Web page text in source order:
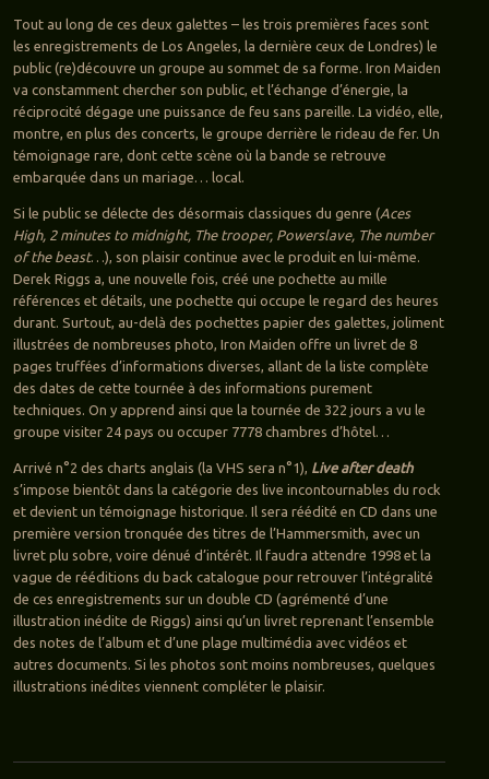
Tout au long de ces deux galettes – les trois premières faces sont
les enregistrements de Los Angeles, la dernière ceux de Londres) le
public (re)découvre un groupe au sommet de sa forme. Iron Maiden
va constamment chercher son public, et l’échange d’énergie, la
réciprocité dégage une puissance de feu sans pareille. La vidéo, elle,
montre, en plus des concerts, le groupe derrière le rideau de fer. Un
témoignage rare, dont cette scène où la bande se retrouve
embarquée dans un mariage… local.
Si le public se délecte des désormais classiques du genre (Aces
High, 2 minutes to midnight, The trooper, Powerslave, The number
of the beast…), son plaisir continue avec le produit en lui-même.
Derek Riggs a, une nouvelle fois, créé une pochette au mille
références et détails, une pochette qui occupe le regard des heures
durant. Surtout, au-delà des pochettes papier des galettes, joliment
illustrées de nombreuses photo, Iron Maiden offre un livret de 8
pages truffées d’informations diverses, allant de la liste complète
des dates de cette tournée à des informations purement
techniques. On y apprend ainsi que la tournée de 322 jours a vu le
groupe visiter 24 pays ou occuper 7778 chambres d’hôtel…
Arrivé n°2 des charts anglais (la VHS sera n°1), Live after death
s’impose bientôt dans la catégorie des live incontournables du rock
et devient un témoignage historique. Il sera réédité en CD dans une
première version tronquée des titres de l’Hammersmith, avec un
livret plu sobre, voire dénué d’intérêt. Il faudra attendre 1998 et la
vague de rééditions du back catalogue pour retrouver l’intégralité
de ces enregistrements sur un double CD (agrémenté d’une
illustration inédite de Riggs) ainsi qu’un livret reprenant l’ensemble
des notes de l’album et d’une plage multimédia avec vidéos et
autres documents. Si les photos sont moins nombreuses, quelques
illustrations inédites viennent compléter le plaisir.